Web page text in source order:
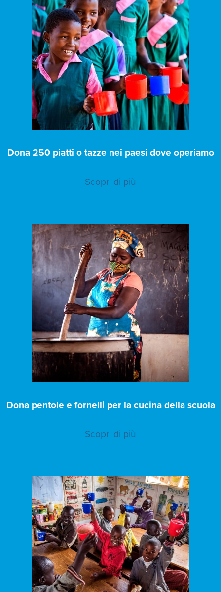
Dona 250 piatti o tazze nei paesi dove operiamo
Scopri di più
Dona pentole e fornelli per la cucina della scuola
Scopri di più